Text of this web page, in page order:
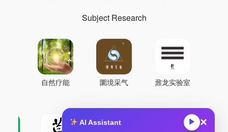
AI Assistant ▶ ×
Subject Research
自然疗能 圜境采气 鼐龙实验室